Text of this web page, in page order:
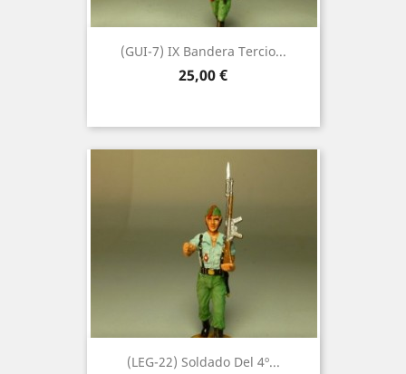
(GUI-7) IX Bandera Tercio...
Precio
25,00 €
(LEG-22) Soldado Del 4º...